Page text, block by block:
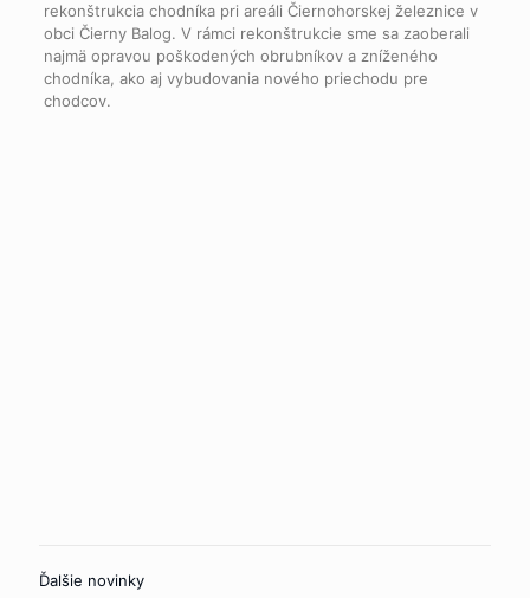
rekonštrukcia chodníka pri areáli Čiernohorskej železnice v
obci Čierny Balog. V rámci rekonštrukcie sme sa zaoberali
najmä opravou poškodených obrubníkov a zníženého
chodníka, ako aj vybudovania nového priechodu pre
chodcov.
Ďalšie novinky